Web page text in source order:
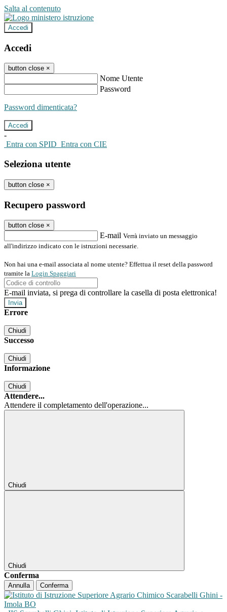
Salta al contenuto
Accedi
Accedi
button close ×
Nome Utente
Password
Password dimenticata?
-
Entra con SPID Entra con CIE
Seleziona utente
button close ×
Recupero password
button close ×
E-mail Verrà inviato un messaggio
all'indirizzo indicato con le istruzioni necessarie.
Non hai una e-mail associata al nome utente? Effettua il reset della password
tramite la Login Spaggiari
E-mail inviata, si prega di controllare la casella di posta elettronica!
Errore
Chiudi
Successo
Chiudi
Informazione
Chiudi
Attendere...
Attendere il completamento dell'operazione...
Chiudi
Chiudi
Conferma
Annulla Conferma